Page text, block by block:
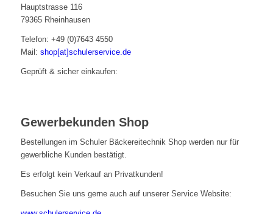
Hauptstrasse 116
79365 Rheinhausen
Telefon: +49 (0)7643 4550
Mail: shop[at]schulerservice.de
Geprüft & sicher einkaufen:
Gewerbekunden Shop
Bestellungen im Schuler Bäckereitechnik Shop werden nur für
gewerbliche Kunden bestätigt.
Es erfolgt kein Verkauf an Privatkunden!
Besuchen Sie uns gerne auch auf unserer Service Website: